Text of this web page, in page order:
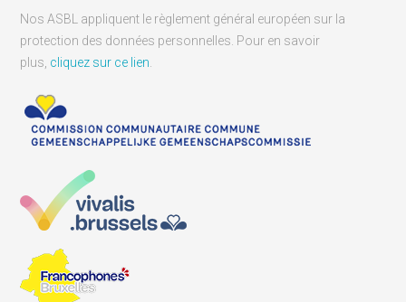
Nos ASBL appliquent le règlement général européen sur la
protection des données personnelles. Pour en savoir
plus, cliquez sur ce lien